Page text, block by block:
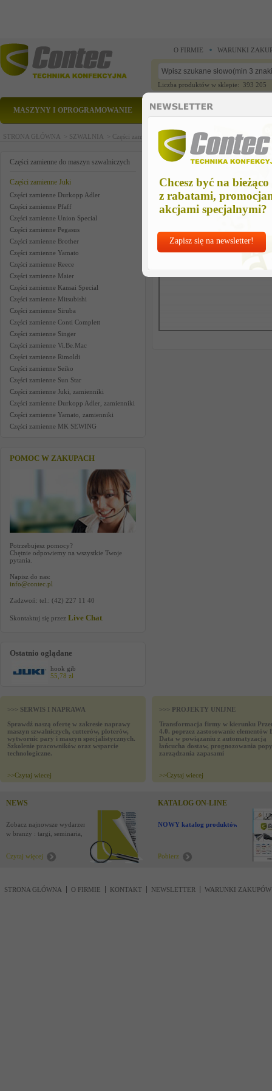
Chcesz być na bieżąco
z rabatami,
akcjami specjalnymi?
Zapisz się na newsletter!
O FIRMIE WARUNKI
Liczba produktów w sklepie: 393 205
MASZYNY I OPROGRAMOWANIE CZĘŚCI ZAMIENNE
STRONA GŁÓWNA > SZWALNIA > Części zamienne do maszyn szwalniczych >Części
Części zamienne do maszyn szwalniczych
Części zamienne Juki
Części zamienne Durkopp Adler
Części zamienne Pfaff
Części zamienne Union Special
Części zamienne Pegasus
Części zamienne Brother
Części zamienne Yamato
Części zamienne Reece
Części zamienne Maier
Części zamienne Kansai Special
Części zamienne Mitsubishi
Części zamienne Siruba
Części zamienne Conti Complett
Części zamienne Singer
Części zamienne Vi.Be.Mac
Części zamienne Rimoldi
Części zamienne Seiko
Części zamienne Sun Star
Części zamienne Juki, zamienniki
Części zamienne Durkopp Adler, zamienniki
Części zamienne Yamato, zamienniki
Części zamienne MK SEWING
POMOC W ZAKUPACH
Potrzebujesz pomocy?
Chętnie odpowiemy na wszystkie Twoje
pytania.
Napisz do nas:
info@contec.pl
Zadzwoń: tel.: (42) 227 11 40
Skontaktuj się przez Live Chat
Ostatnio oglądane
hook gib
55,78 zł
hook gib
>>> SERWIS I NAPRAWA
Sprawdź naszą ofertę w zakresie naprawy
maszyn szwalniczych, cutterów, ploterów,
wytwornic pary i maszyn specjalistycznych.
Szkolenie pracowników oraz wsparcie
technologiczne.
>>Czytaj wiecej
>>> PROJEKTY UNIJNE
Transformacja firmy w kierunku
4.0. poprzez zastosowanie elementów
Data w powiązaniu z automatyzacją
łańcucha dostaw, prognozowania
zarządzania zapasami
>>Czytaj wiecej
NEWS
Zobacz najnowsze wydarzenia
w branży : targi, seminaria,
Czytaj więcej
KATALOG ON-LINE
NOWY katalog produktów !
Pobierz
STRONA GŁÓWNA O FIRMIE KONTAKT NEWSLETTER WARUNKI ZAKUPÓW